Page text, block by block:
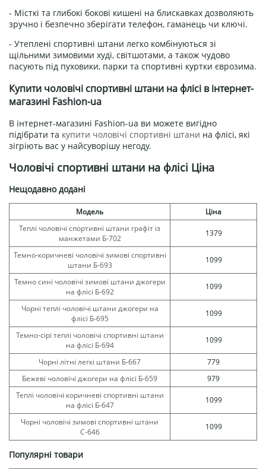
- Місткі та глибокі бокові кишені на блискавках дозволяють
зручно і безпечно зберігати телефон, гаманець чи ключі.
- Утеплені спортивні штани легко комбінуються зі
щільними зимовими худі, світшотами, а також чудово
пасують під пуховики, парки та спортивні куртки єврозима.
Купити чоловічі спортивні штани на флісі в інтернет-
магазині Fashion-ua
В інтернет-магазині Fashion-ua ви можете вигідно
підібрати та купити чоловічі спортивні штани на флісі, які
зігріють вас у найсуворішу негоду.
Чоловічі спортивні штани на флісі Ціна
Нещодавно додані
Модель
Ціна
Теплі чоловічі спортивні штани графіт із
манжетами Б-702
1379
Темно-коричневі чоловічі зимові спортивні
штани Б-693
1099
Темно сині чоловічі зимові штани джогери
на флісі Б-692
1099
Чорні теплі чоловічі штани джогери на
флісі Б-695
1099
Темно-сірі теплі чоловічі спортивні штани
на флісі Б-694
1099
Чорні літні легкі штани Б-667
779
Бежеві чоловічі джогери на флісі Б-659
979
Теплі чоловічі коричневі спортивні штани
на флісі Б-647
1099
Чорні чоловічі зимові спортивні штани
С-646
1099
Популярні товари